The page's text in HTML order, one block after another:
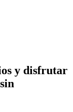
y disfrutar